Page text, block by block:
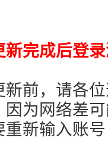
新完成后登
新前，请各
因为网络差
重新输入账